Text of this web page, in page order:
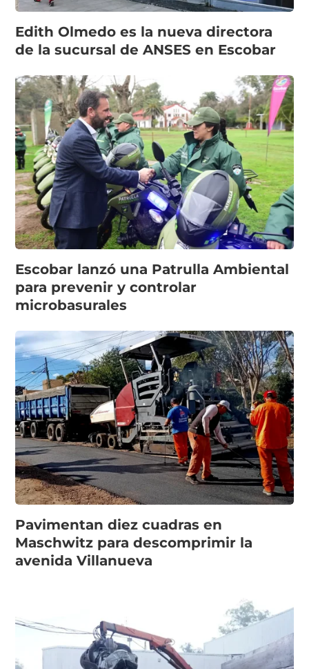
Edith Olmedo es la nueva directora
de la sucursal de ANSES en Escobar
Escobar lanzó una Patrulla Ambiental
para prevenir y controlar
microbasurales
Pavimentan diez cuadras en
Maschwitz para descomprimir la
avenida Villanueva